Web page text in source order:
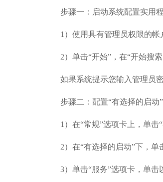
步骤一：启动系统配置实用
1）使用具有管理员权限的帐
2）单击“开始”，在“开始搜索”
如果系统提示您输入管理员密
步骤二：配置“有选择的启动”
1）在“常规”选项卡上，单击“
2）在“有选择的启动”下，单
3）单击“服务”选项卡，单击以